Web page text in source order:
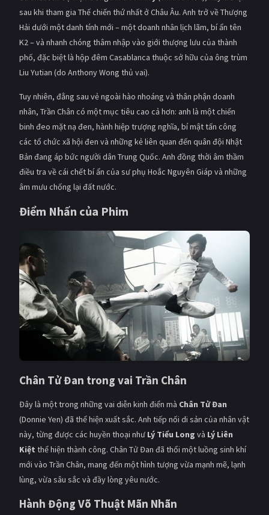
CẬP NHẬT
PHIM BỘ
PHIM LẺ
PHIM CHIẾU RẠP
TUYỂN TẬP PHIM
BLOG
sau khi tham gia Thế chiến thứ nhất ở Châu Âu. Anh trở về Thượng
Hải dưới một danh tính mới – một doanh nhân lịch lãm, bí ẩn tên
K2 – và nhanh chóng thâm nhập vào giới thượng lưu của thành
phố, đặc biệt là hộp đêm Casablanca thuộc sở hữu của ông trùm
Liu Yutian (do Anthony Wong thủ vai).
Tuy nhiên, đằng sau vẻ ngoài hào nhoáng và thân phận doanh
nhân, Trần Chân có một mục tiêu cao cả hơn: anh là một chiến
binh đeo mặt nạ đen, hành hiệp trượng nghĩa, bí mật tấn công
các tổ chức xã hội đen và những kẻ liên quan đến quân đội Nhật
Bản đang áp bức người dân Trung Quốc. Anh đồng thời âm thầm
điều tra về cái chết bí ẩn của sư phụ Hoắc Nguyên Giáp và những
âm mưu chống lại đất nước.
Điểm Nhấn của Phim
Chân Tử Đan trong vai Trần Chân
Đây là một trong những vai diễn kinh điển mà Chân Tử Đan
(Donnie Yen) đã thể hiện xuất sắc. Anh tiếp nối di sản của nhân vật
này, từng được các huyền thoại như Lý Tiểu Long và Lý Liên
Kiệt thể hiện thành công. Chân Tử Đan đã thổi một luồng sinh khí
mới vào Trần Chân, mang đến một hình tượng vừa mạnh mẽ, lạnh
lùng, vừa sâu sắc và đầy lòng yêu nước.
Hành Động Võ Thuật Mãn Nhãn